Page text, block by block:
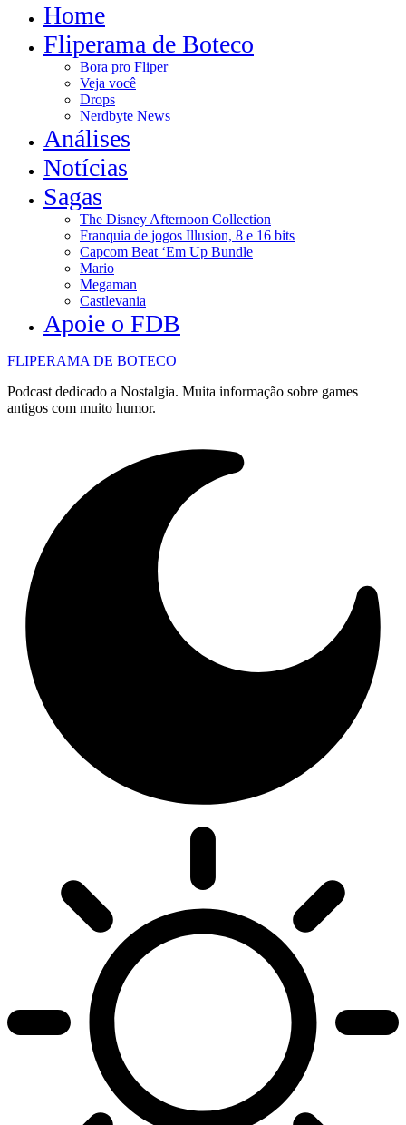
Home
Fliperama de Boteco
Bora pro Fliper
Veja você
Drops
Nerdbyte News
Análises
Notícias
Sagas
The Disney Afternoon Collection
Franquia de jogos Illusion, 8 e 16 bits
Capcom Beat ‘Em Up Bundle
Mario
Megaman
Castlevania
Apoie o FDB
FLIPERAMA DE BOTECO
Podcast dedicado a Nostalgia. Muita informação sobre games
antigos com muito humor.